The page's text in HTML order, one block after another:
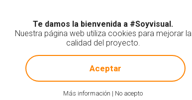
Supermercado Parada de tranvía
Te damos la bienvenida a #Soyvisual.
Nuestra página web utiliza cookies para mejorar la
calidad del proyecto.
Más información | No acepto
! Not valid!
Aceptar